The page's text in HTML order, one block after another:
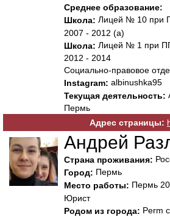
Среднее образование:
Школа: Лицей № 10 при
2007 - 2012 (а)
Школа: Лицей № 1 при
2012 - 2014
Социально-правовое
Instagram: albinushka95
Текущая деятельность:
Пермь
Адрес страницы:
Андрей
Страна проживания:
Город: Пермь
Место работы: Пермь
Юрист
Родом из города: Perm